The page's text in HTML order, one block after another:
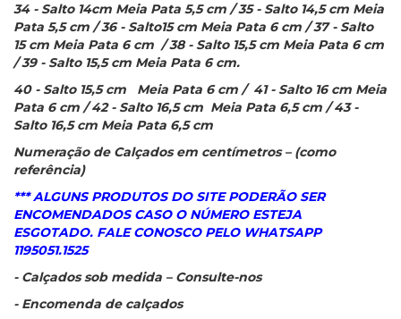
34 - Salto 14cm Meia Pata 5,5 cm / 35 - Salto 14,5 cm Meia
Pata 5,5 cm / 36 - Salto15 cm Meia Pata 6 cm / 37 - Salto
15 cm Meia Pata 6 cm / 38 - Salto 15,5 cm Meia Pata 6 cm
/ 39 - Salto 15,5 cm Meia Pata 6 cm.
40 - Salto 15,5 cm Meia Pata 6 cm / 41 - Salto 16 cm Meia
Pata 6 cm / 42 - Salto 16,5 cm Meia Pata 6,5 cm / 43 -
Salto 16,5 cm Meia Pata 6,5 cm
Numeração de Calçados em centímetros – (como
referência)
*** ALGUNS PRODUTOS DO SITE PODERÃO SER
ENCOMENDADOS CASO O NÚMERO ESTEJA
ESGOTADO. FALE CONOSCO PELO WHATSAPP
1195051.1525
- Calçados sob medida – Consulte-nos
- Encomenda de calçados